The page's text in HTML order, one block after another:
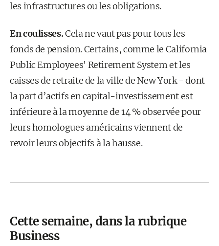
les infrastructures ou les obligations.
En coulisses.Cela ne vaut pas pour tous les
fonds de pension. Certains, comme le California
Public Employees' Retirement System et les
caisses de retraite de la ville de New York - dont
la part d’actifs en capital-investissement est
inférieure à la moyenne de 14 % observée pour
leurs homologues américains viennent de
revoir leurs objectifs à la hausse.
Cette semaine, dans la rubrique
Business